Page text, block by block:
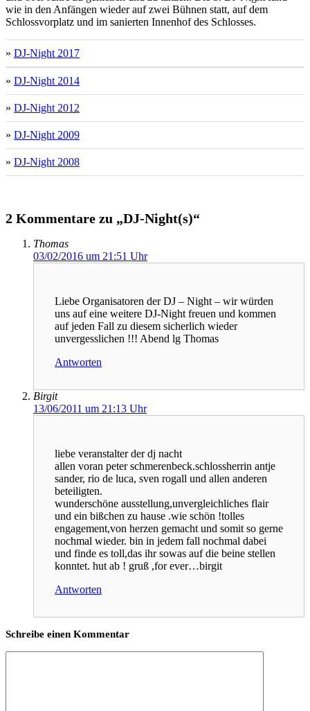
wie in den Anfängen wieder auf zwei Bühnen statt, auf dem
Schlossvorplatz und im sanierten Innenhof des Schlosses.
» DJ-Night 2017
» DJ-Night 2014
» DJ-Night 2012
» DJ-Night 2009
» DJ-Night 2008
2 Kommentare zu „DJ-Night(s)“
Thomas
03/02/2016 um 21:51 Uhr
Liebe Organisatoren der DJ – Night – wir würden
uns auf eine weitere DJ-Night freuen und kommen
auf jeden Fall zu diesem sicherlich wieder
unvergesslichen !!! Abend lg Thomas
Antworten
Birgit
13/06/2011 um 21:13 Uhr
liebe veranstalter der dj nacht
allen voran peter schmerenbeck.schlossherrin antje
sander, rio de luca, sven rogall und allen anderen
beteiligten.
wunderschöne ausstellung,unvergleichliches flair
und ein bißchen zu hause .wie schön !tolles
engagement,von herzen gemacht und somit so gerne
nochmal wieder. bin in jedem fall nochmal dabei
und finde es toll,das ihr sowas auf die beine stellen
konntet. hut ab ! gruß ,for ever…birgit
Antworten
Schreibe einen Kommentar